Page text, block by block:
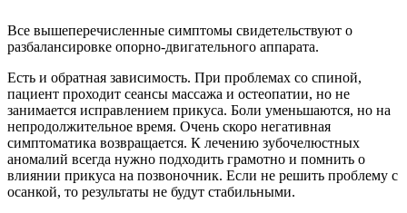
Все вышеперечисленные симптомы свидетельствуют о
разбалансировке опорно-двигательного аппарата.
Есть и обратная зависимость. При проблемах со спиной,
пациент проходит сеансы массажа и остеопатии, но не
занимается исправлением прикуса. Боли уменьшаются, но на
непродолжительное время. Очень скоро негативная
симптоматика возвращается. К лечению зубочелюстных
аномалий всегда нужно подходить грамотно и помнить о
влиянии прикуса на позвоночник. Если не решить проблему с
осанкой, то результаты не будут стабильными.